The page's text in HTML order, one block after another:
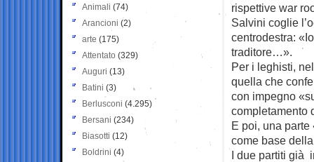
rispettive war
Salvini coglie
centrodestra:
traditore…».
Per i leghisti,
quella che
con impegno
completamento
E poi, una
come base
I due partiti già
Animali (74)
Arancioni (2)
arte (175)
Attentato (329)
Auguri (13)
Batini (3)
Berlusconi (4.295)
Bersani (234)
Biasotti (12)
Boldrini (4)